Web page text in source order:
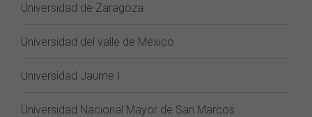
Universidad de Zaragoza
Universidad del valle de México
Universidad Jaume I
Universidad Nacional Mayor de San Marcos